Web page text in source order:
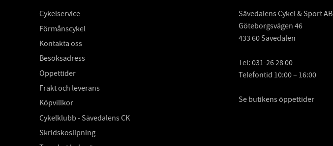
Cykelservice
Förmånscykel
Kontakta oss
Besöksadress
Öppettider
Frakt och leverans
Köpvillkor
Cykelklubb - Sävedalens CK
Skridskoslipning
Sävedalens Cykel & Sport AB
Göteborgsvägen 46
433 60 Sävedalen
Tel:031-26 28 00
Telefontid 10:00 – 16:00
Se butikens öppettider